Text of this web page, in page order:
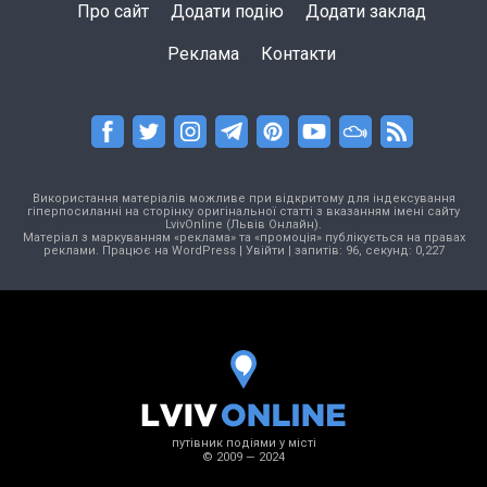
Про сайт Додати подію Додати заклад
Реклама Контакти
Використання матеріалів можливе при відкритому для індексування
гіперпосиланні на сторінку оригінальної статті з вказанням імені сайту
LvivOnline (Львів Онлайн).
Матеріал з маркуванням «реклама» та «промоція» публікується на правах
реклами. Працює на WordPress| Увійти | запитів: 96, секунд: 0,227
путівник подіями у місті
© 2009 — 2024